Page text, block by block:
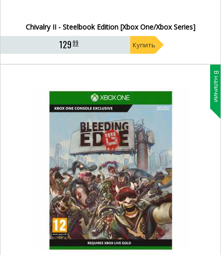
Chivalry II - Steelbook Edition [Xbox One/Xbox Series]
12999 Купить
В наличии